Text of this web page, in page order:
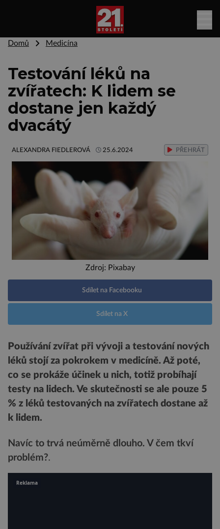
Domů Medicína
Testování léků na
zvířatech: K lidem se
dostane jen každý
dvacátý
ALEXANDRA FIEDLEROVÁ 25.6.2024 PŘEHRÁT
Zdroj: Pixabay
Sdílet na Facebooku
Sdílet na X
Používání zvířat při vývoji a testování nových
léků stojí za pokrokem v medicíně. Až poté,
co se prokáže účinek u nich, totiž probíhají
testy na lidech. Ve skutečnosti se ale pouze 5
% z léků testovaných na zvířatech dostane až
k lidem.
Navíc to trvá neúměrně dlouho. V čem tkví
problém?.
Reklama